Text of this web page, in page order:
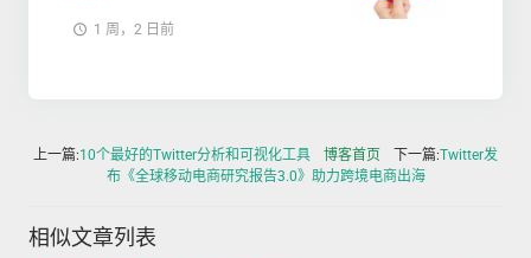
1 周，2 日前
上一篇:10个最好的Twitter分析和可视化工具 博客首页 下一篇:Twitter发
布《全球移动电商研究报告3.0》助力跨境电商出海
相似文章列表